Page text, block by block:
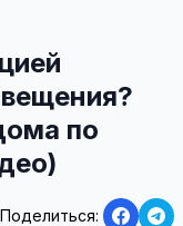
по
Поделиться: